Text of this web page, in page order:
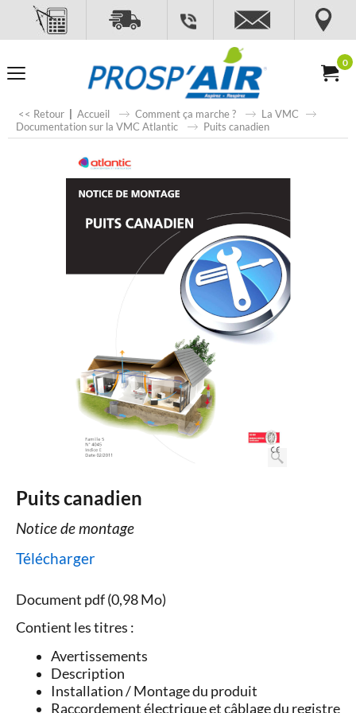
0
<< Retour | Accueil Comment ça marche ?
La VMC
Documentation sur la VMC Atlantic
Puits canadien
Puits canadien
Notice de montage
Télécharger
Document pdf (0,98 Mo)
Contient les titres :
Avertissements
Description
Installation / Montage du produit
Raccordement électrique et câblage du registre